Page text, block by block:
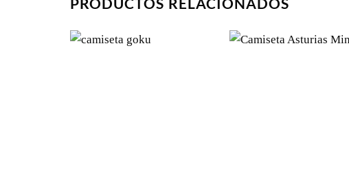
PRODUCTOS RELACIONADOS